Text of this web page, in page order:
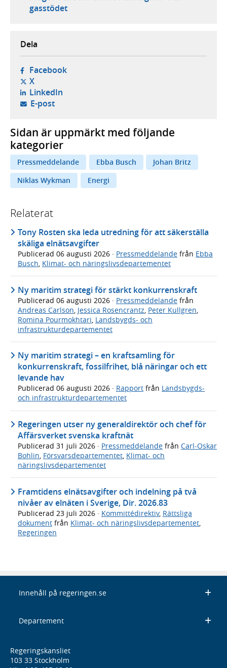
gasstödet
Dela
Facebook- öppnas i ny flik, extern webbplats,
X- öppnas i ny flik, extern webbplats,
LinkedIn- öppnas i ny flik, extern webbplats,
E-post- öppnar din e-postklient,
Sidan är uppmärkt med följande
kategorier
Pressmeddelande Ebba Busch
Johan Britz
Niklas Wykman
Energi
Relaterat
Tony Rosten ska leda utredning för att säkerställa
skäliga elnätsavgifter
Publicerad 06 augusti 2026 · Pressmeddelande från Ebba
Busch, Klimat- och näringslivsdepartementet
Ny maritim strategi för stärkt konkurrenskraft
Publicerad 06 augusti 2026 · Pressmeddelande från
Andreas Carlson Jessica Rosencrantz Peter Kullgren
Romina Pourmokhtari Landsbygds- och
infrastrukturdepartementet
Ny maritim strategi – en kraftsamling för
konkurrenskraft, fossilfrihet, blå näringar och ett
levande hav
Publicerad 06 augusti 2026 · Rapport från Landsbygds-
och infrastrukturdepartementet
Regeringen utser ny generaldirektör och chef för
Affärsverket svenska kraftnät
Publicerad 31 juli 2026 · Pressmeddelande från Carl-Oskar
Bohlin, Försvarsdepartementet, Klimat- och
näringslivsdepartementet
Framtidens elnätsavgifter och indelning på två
nivåer av elnäten i Sverige, Dir. 2026.83
Publicerad 23 juli 2026 · Kommittédirektiv, Rättsliga
dokument från Klimat- och näringslivsdepartementet
Regeringen
Innehåll på regeringen.se
Departement
Regeringskansliet
103 33 Stockholm